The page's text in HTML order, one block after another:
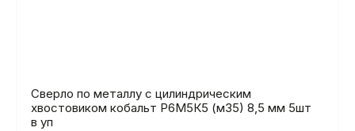
Сверло по металлу с цилиндрическим
хвостовиком кобальт Р6М5К5 (м35) 8,5 мм 5шт
в уп